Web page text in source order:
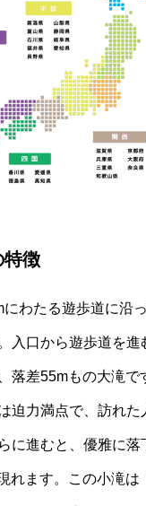
特徴
わたる遊歩道に沿
入口から遊歩道を進
落差55mもの大滝で
迫力満点で、訪れた
に進むと、優雅に落
れます。この小滝は